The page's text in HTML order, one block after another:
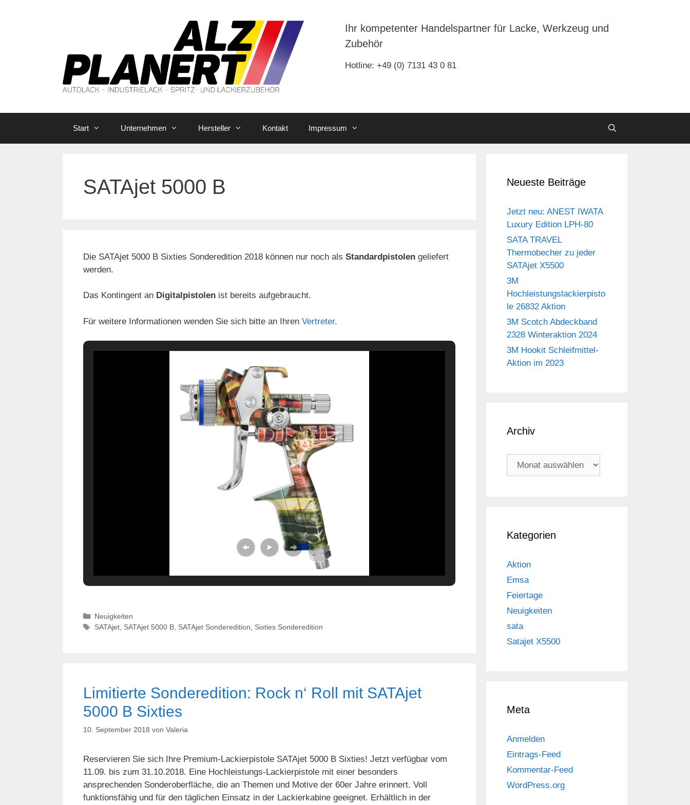
Ihr kompetenter Handelspartner für Lacke, Werkzeug und
Zubehör
Hotline: +49 (0) 7131 43 0 81
Start Unternehmen Hersteller Kontakt Impressum
SATAjet 5000 B
Die SATAjet 5000 B Sixties Sonderedition 2018 können nur noch als Standardpistolen geliefert
werden.
Das Kontingent an Digitalpistolen ist bereits aufgebraucht.
Für weitere Informationen wenden Sie sich bitte an Ihren Vertreter.
Kategorien
Neuigkeiten
Schlagwörter
SATAjet, SATAjet 5000 B, SATAjet Sonderedition Sixties Sonderedition
Limitierte Sonderedition: Rock n‘ Roll mit SATAjet
5000 B Sixties
10. September 2018 von Valeria
Reservieren Sie sich Ihre Premium-Lackierpistole SATAjet 5000 B Sixties! Jetzt verfügbar vom
11.09. bis zum 31.10.2018. Eine Hochleistungs-Lackierpistole mit einer besonders
ansprechenden Sonderoberfläche, die an Themen und Motive der 60er Jahre erinnert. Voll
funktionsfähig und für den täglichen Einsatz in der Lackierkabine geeignet. Erhältlich in der
Neueste Beiträge
Jetzt neu: ANEST IWATA
Luxury Edition LPH-80
SATA TRAVEL
Thermobecher zu jeder
SATAjet X5500
3M
Hochleistungslackierpisto
le 26832 Aktion
3M Scotch Abdeckband
2328 Winteraktion 2024
3M Hookit Schleifmittel-
Aktion im 2023
Archiv
Archiv
Kategorien
Aktion
Emsa
Feiertage
Neuigkeiten
sata
Satajet X5500
Meta
Anmelden
Eintrags-Feed
Kommentar-Feed
WordPress.org